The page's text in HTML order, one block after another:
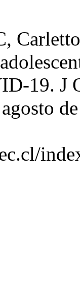
19. J